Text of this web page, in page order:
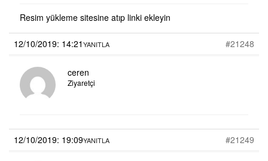
Resim yükleme sitesine atıp linki ekleyin
12/10/2019: 14:21 #21248
YANITLA
ceren
Ziyaretçi
12/10/2019: 19:09 #21249
YANITLA